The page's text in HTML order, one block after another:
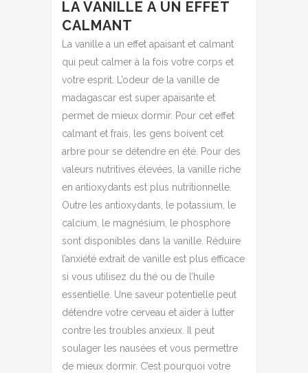
LA VANILLE A UN EFFET
CALMANT
La vanille a un effet apaisant et calmant
qui peut calmer à la fois votre corps et
votre esprit. L’odeur de la vanille de
madagascar est super apaisante et
permet de mieux dormir. Pour cet effet
calmant et frais, les gens boivent cet
arbre pour se détendre en été. Pour des
valeurs nutritives élevées, la vanille riche
en antioxydants est plus nutritionnelle.
Outre les antioxydants, le potassium, le
calcium, le magnésium, le phosphore
sont disponibles dans la vanille. Réduire
l’anxiété extrait de vanille est plus efficace
si vous utilisez du thé ou de l’huile
essentielle. Une saveur potentielle peut
détendre votre cerveau et aider à lutter
contre les troubles anxieux. Il peut
soulager les nausées et vous permettre
de mieux dormir. C’est pourquoi votre